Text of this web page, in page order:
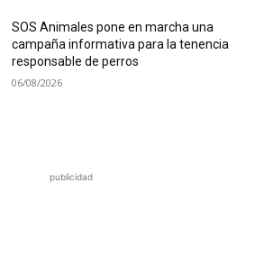
SOS Animales pone en marcha una
campaña informativa para la tenencia
responsable de perros
06/08/2026
publicidad